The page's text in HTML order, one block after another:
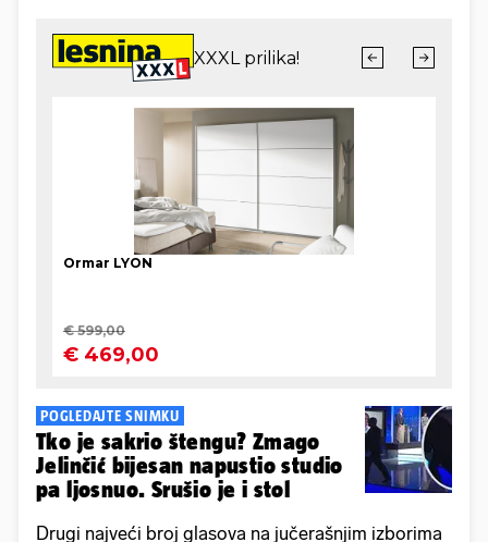
POGLEDAJTE SNIMKU
Tko je sakrio štengu? Zmago
Jelinčić bijesan napustio studio
pa ljosnuo. Srušio je i stol
Drugi najveći broj glasova na jučerašnjim izborima